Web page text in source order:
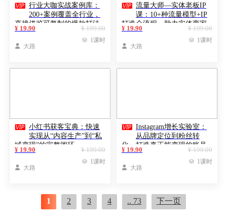
 行业大咖实战案例库：
200+案例覆盖全行业，
直接借鉴可复制的爆款打法
¥ 199.00
¥ 19.90
 大路
 1课时
 流量大师—实体老板IP
课：10+种流量模型+IP
打造全流程，助力实体商家
玩转短视频实现商业突破
¥ 199.00
¥ 19.90
 大路
 1课时
 小红书获客宝典：快速
实现从“内容生产”到“私
域变现”的完整闭环
¥ 199.00
¥ 19.90
 大路
 1课时
 Instagram增长实验室：
从品牌定位到粉丝转
化，打造真正能变现的账号
¥ 199.00
¥ 19.90
 大路
 1课时
1 2 3 4 .. 73 下一页